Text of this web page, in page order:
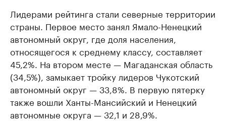
Лидерами рейтинга стали северные территории
страны. Первое место занял Ямало-Ненецкий
автономный округ, где доля населения,
относящегося к среднему классу, составляет
45,2%. На втором месте — Магаданская область
(34,5%), замыкает тройку лидеров Чукотский
автономный округ — 33,8%. В первую пятерку
также вошли Ханты-Мансийский и Ненецкий
автономные округа — 32,1 и 28,9%.